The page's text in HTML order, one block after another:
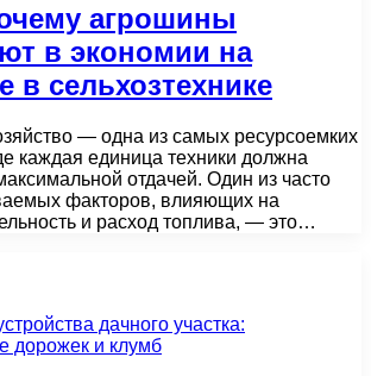
агрошины
в экономии на
в сельхозтехнике
— одна из самых ресурсоемких
каждая единица техники должна
отдачей. Один из часто
факторов, влияющих на
и расход топлива, — это…
дачного участка:
дорожек и клумб